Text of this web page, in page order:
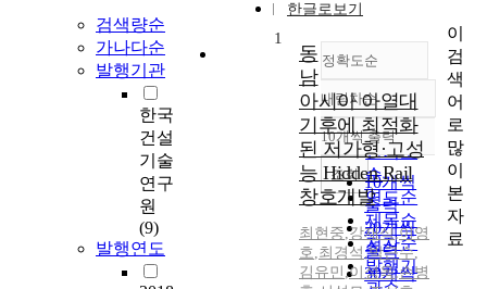
검색량순
가나다순
발행기관
한국
건설
기술
연구
원
(9)
발행연도
한글로보기
정확도순
정확도
순
인기도
순
연도순
제목순
저자순
발행기
내림차순
내림차순
10개씩 출력
10개씩
출력
20개씩
출력
30개씩
조회
1
동
남
아시아 아열대
기후에 최적화
된 저가형·고성
능 Hidden Rail
창호개발
최현중,강재식,이영
호,최경석 ,박근수,
김유민 ,이성옥,손병
이
검
색
어
로
많
이
본
자
료